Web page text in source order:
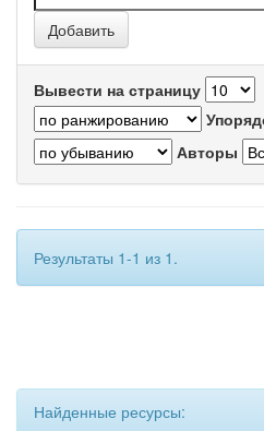
Вывести на страницу
Авторы
Результаты 1-1 из 1.
Найденные ресурсы: